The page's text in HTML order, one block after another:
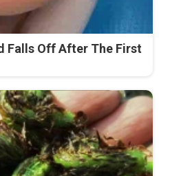
Falls Off After The First